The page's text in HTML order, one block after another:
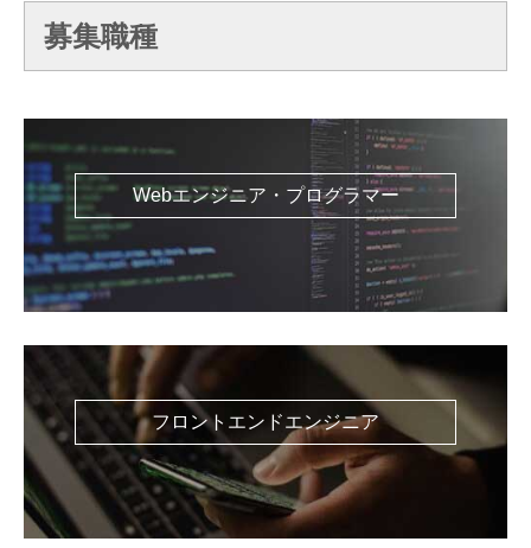
募集職種
Webエンジニア・プログラマー
フロントエンドエンジニア